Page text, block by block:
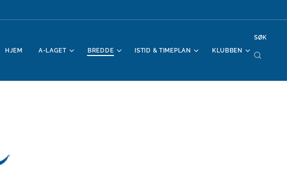
HJEM A-LAGET BREDDE ISTID & TIMEPLAN KLUBBEN
SØK